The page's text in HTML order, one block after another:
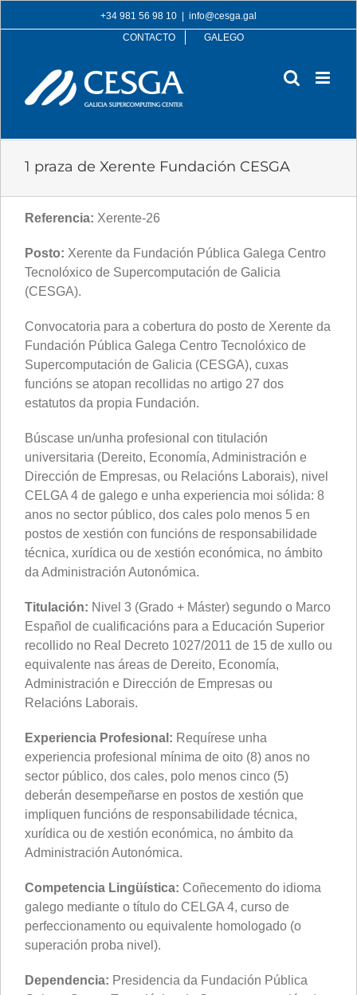
to
+34 981 56 98 10
info@cesga.gal
CONTACTO
GALEGO
1 praza de Xerente Fundación CESGA
Referencia: Xerente-26
Posto: Xerente da Fundación Pública Galega Centro
Tecnolóxico de Supercomputación de Galicia
(CESGA).
Convocatoria para a cobertura do posto de Xerente da
Fundación Pública Galega Centro Tecnolóxico de
Supercomputación de Galicia (CESGA), cuxas
funcións se atopan recollidas no artigo 27 dos
estatutos da propia Fundación.
Búscase un/unha profesional con titulación
universitaria (Dereito, Economía, Administración e
Dirección de Empresas, ou Relacións Laborais), nivel
CELGA 4 de galego e unha experiencia moi sólida: 8
anos no sector público, dos cales polo menos 5 en
postos de xestión con funcións de responsabilidade
técnica, xurídica ou de xestión económica, no ámbito
da Administración Autonómica.
Titulación: Nivel 3 (Grado + Máster) segundo o Marco
Español de cualificacións para a Educación Superior
recollido no Real Decreto 1027/2011 de 15 de xullo ou
equivalente nas áreas de Dereito, Economía,
Administración e Dirección de Empresas ou
Relacións Laborais.
Experiencia Profesional: Requírese unha
experiencia profesional mínima de oito (8) anos no
sector público, dos cales, polo menos cinco (5)
deberán desempeñarse en postos de xestión que
impliquen funcións de responsabilidade técnica,
xurídica ou de xestión económica, no ámbito da
Administración Autonómica.
Competencia Lingüística: Coñecemento do idioma
galego mediante o título do CELGA 4, curso de
perfeccionamento ou equivalente homologado (o
superación proba nivel).
Dependencia: Presidencia da Fundación Pública